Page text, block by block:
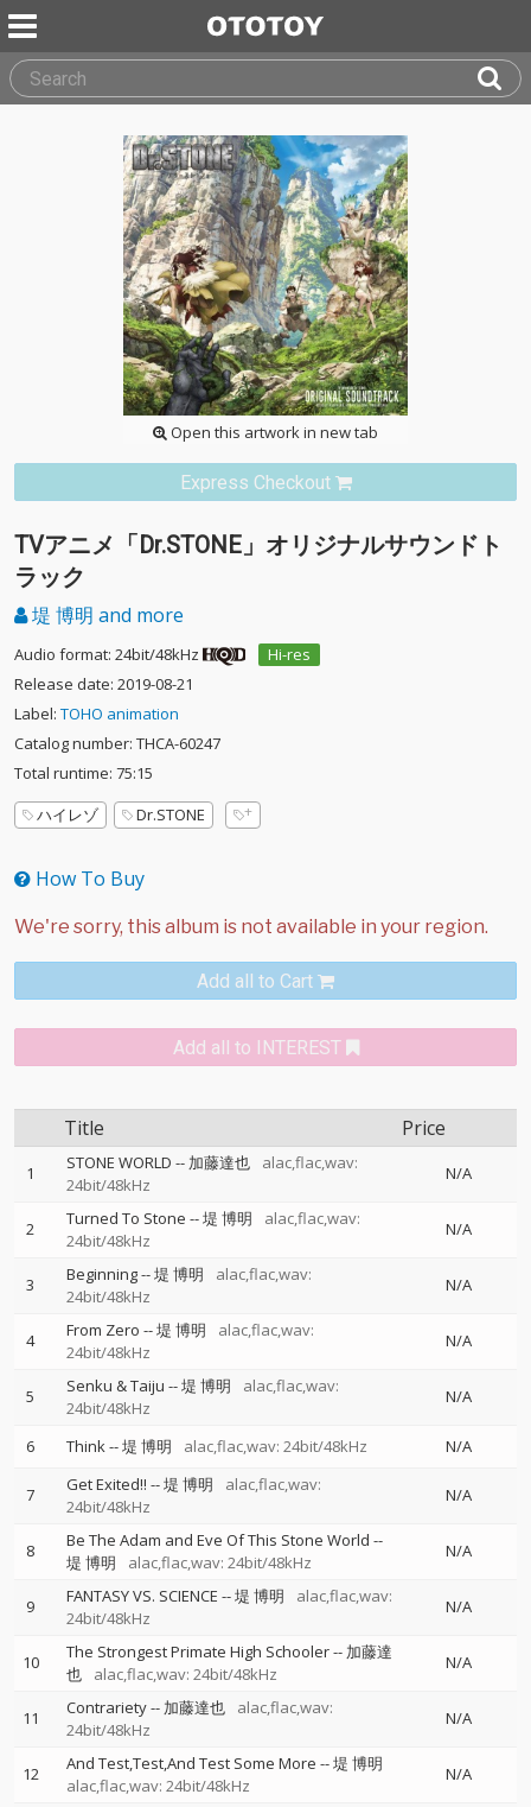
Open this artwork in new tab
Express Checkout
TVアニメ「Dr.STONE」オリジナルサウンドト
ラック
堤 博明 and more
Audio format: 24bit/48kHz
Hi-res
Release date: 2019-08-21
Label: TOHO animation
Catalog number: THCA-60247
Total runtime: 75:15
ハイレゾ
Dr.STONE
How To Buy
Add all to Cart
Add all to INTEREST
Title Price
1 STONE WORLD -- 加藤達也
alac,flac,wav:
24bit/48kHz
N/A
2 Turned To Stone --堤 博明
alac,flac,wav:
24bit/48kHz
N/A
3 Beginning--堤 博明
alac,flac,wav:
24bit/48kHz
N/A
4 From Zero --堤 博明
alac,flac,wav:
24bit/48kHz
N/A
5 Senku & Taiju --堤 博明
alac,flac,wav:
24bit/48kHz
N/A
6 Think--堤 博明 alac,flac,wav: 24bit/48kHz N/A
7 Get Exited!! --堤 博明
alac,flac,wav:
24bit/48kHz
N/A
8 Be The Adam and Eve Of This Stone World --
堤 博明
alac,flac,wav: 24bit/48kHz
N/A
9 FANTASY VS. SCIENCE --堤 博明
alac,flac,wav:
24bit/48kHz
N/A
10 The Strongest Primate High Schooler-- 加藤達
也
alac,flac,wav: 24bit/48kHz
N/A
11 Contrariety-- 加藤達也
alac,flac,wav:
24bit/48kHz
N/A
12 And Test,Test,And Test Some More --堤 博明
alac,flac,wav: 24bit/48kHz
N/A